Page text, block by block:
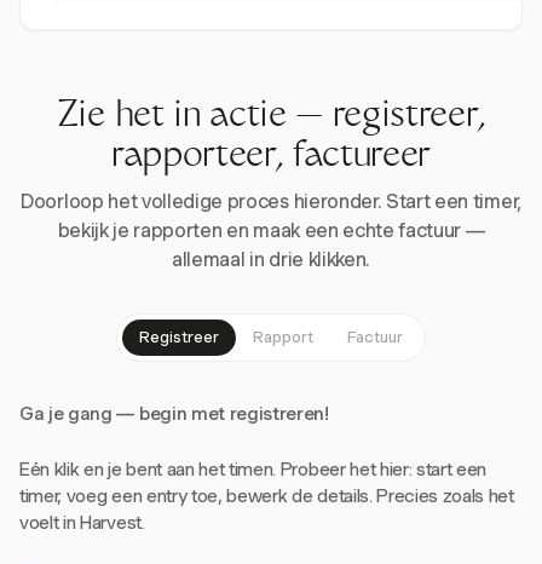
Zie het in actie — registreer,
rapporteer, factureer
Doorloop het volledige proces hieronder. Start een timer,
bekijk je rapporten en maak een echte factuur —
allemaal in drie klikken.
Registreer Rapport Factuur
Ga je gang — begin met registreren!
Eén klik en je bent aan het timen. Probeer het hier: start een
timer, voeg een entry toe, bewerk de details. Precies zoals het
voelt in Harvest.